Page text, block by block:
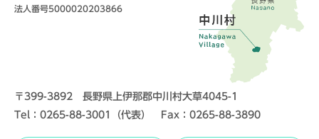
法人番号5000020203866
〒399-3892 長野県上伊那郡中川村大草4045-1
Tel：0265-88-3001（代表） Fax：0265-88-3890